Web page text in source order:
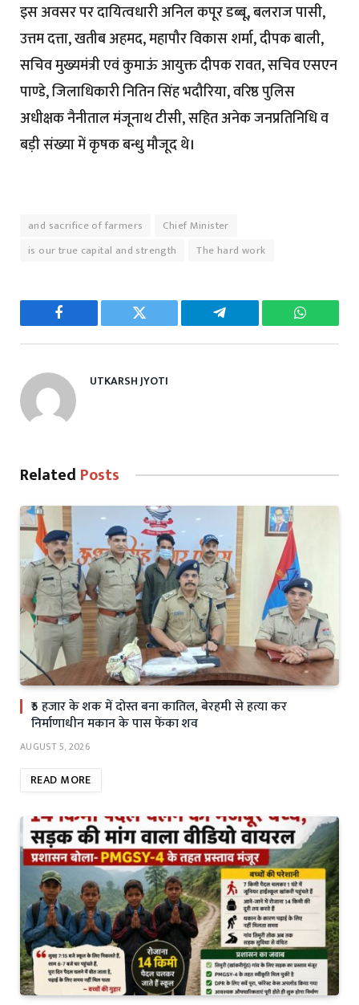
इस अवसर पर दायित्वधारी अनिल कपूर डब्बू, बलराज पासी,
उत्तम दत्ता, खतीब अहमद, महापौर विकास शर्मा, दीपक बाली,
सचिव मुख्यमंत्री एवं कुमाऊं आयुक्त दीपक रावत, सचिव एसएन
पाण्डे, जिलाधिकारी नितिन सिंह भदौरिया, वरिष्ठ पुलिस
अधीक्षक नैनीताल मंजूनाथ टीसी, सहित अनेक जनप्रतिनिधि व
बड़ी संख्या में कृषक बन्धु मौजूद थे।
and sacrifice of farmers
Chief Minister
is our true capital and strength
The hard work
Facebook Twitter Telegram
UTKARSH JYOTI
Related Posts
₹5 हजार के शक में दोस्त बना कातिल, बेरहमी से हत्या कर
निर्माणाधीन मकान के पास फेंका शव
AUGUST 5, 2026
READ MORE